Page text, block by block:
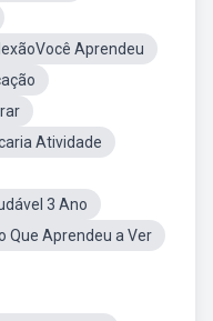
Aprendeu
Atividade
3 Ano
Que Aprendeu a Ver